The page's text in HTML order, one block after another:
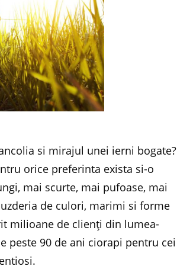
si mirajul unei ierni bogate?
orice preferinta exista si-o
mai scurte, mai pufoase, mai
de culori, marimi si forme
milioane de clienţi din lumea-
peste 90 de ani ciorapi pentru cei